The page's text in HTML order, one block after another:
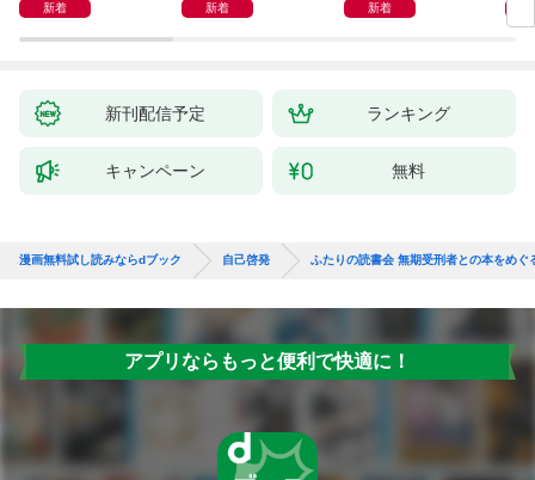
新着 新着 新着
新刊配信予定 ランキング
キャンペーン 無料
漫画無料試し読みならdブック 自己啓発 ふたりの読書会 無期受刑者との本をめぐ
アプリならもっと便利で快適に！